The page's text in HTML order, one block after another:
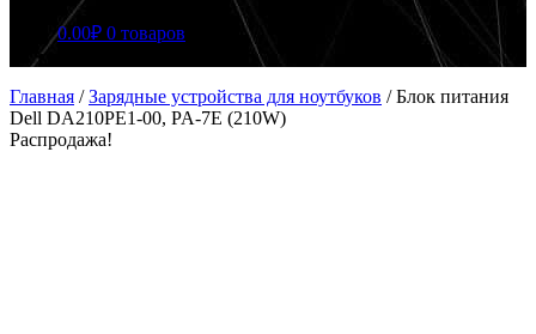
0.00₽ 0 товаров
Главная /Зарядные устройства для ноутбуков /Блок питания
Dell DA210PE1-00, PA-7E (210W)
Распродажа!